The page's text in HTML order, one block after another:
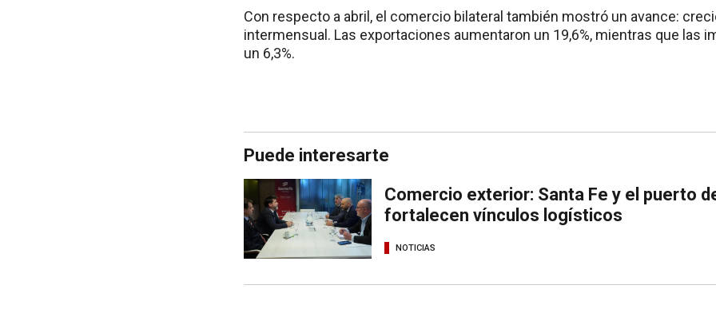
Con respecto a abril, el comercio bilateral también mostró un avance:
intermensual. Las exportaciones aumentaron un 19,6%, mientras que las
un 6,3%.
Puede interesarte
Comercio exterior: Santa Fe y el puerto
fortalecen vínculos logísticos
NOTICIAS